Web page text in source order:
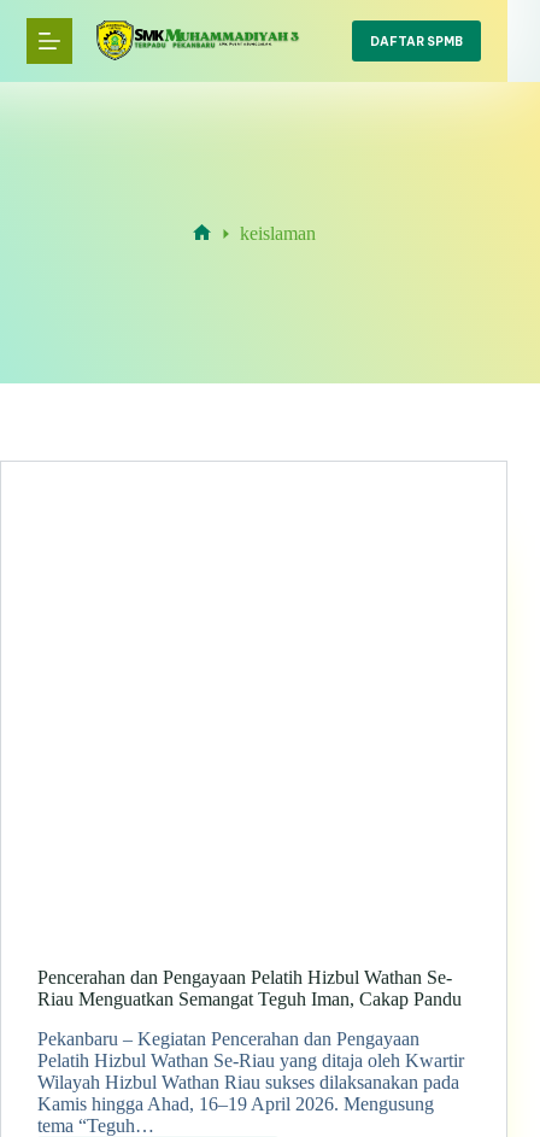
content
DAFTAR SPMB
keislaman
Pencerahan dan Pengayaan Pelatih Hizbul Wathan Se-
Riau Menguatkan Semangat Teguh Iman, Cakap Pandu
Pekanbaru – Kegiatan Pencerahan dan Pengayaan
Pelatih Hizbul Wathan Se-Riau yang ditaja oleh Kwartir
Wilayah Hizbul Wathan Riau sukses dilaksanakan pada
Kamis hingga Ahad, 16–19 April 2026. Mengusung
tema “Teguh…